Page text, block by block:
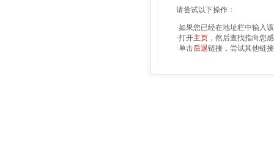
请尝试以下操作：
·如果您已经在地址栏中输入
·打开主页 ，然后查找指向您
·单击后退链接，尝试其他链